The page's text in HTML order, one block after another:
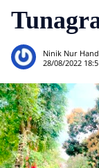
Ninik Nur
28/08/2022